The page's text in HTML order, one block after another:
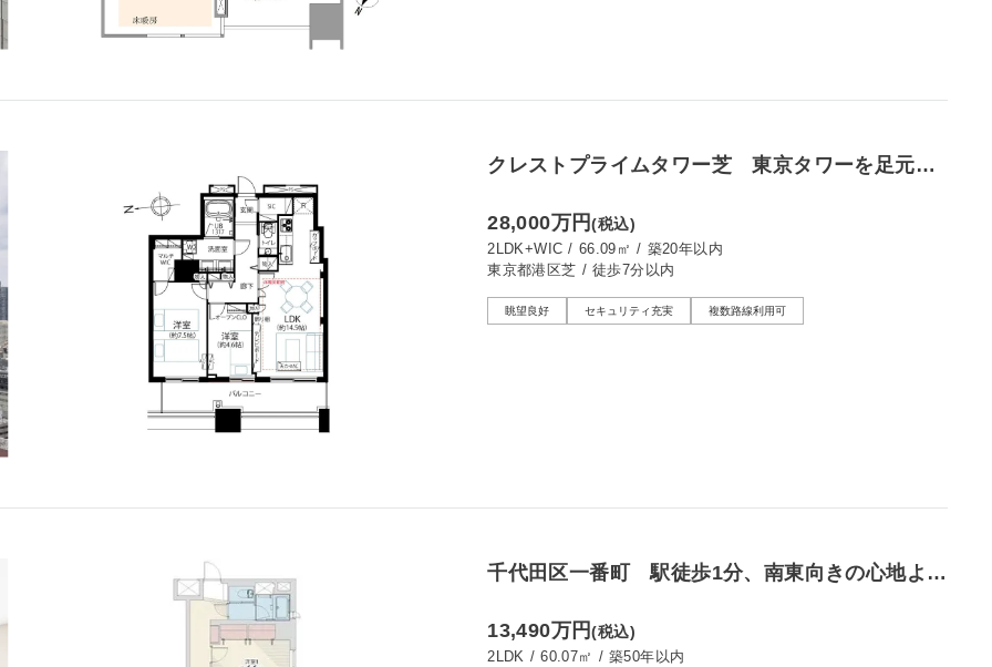
クレストプライムタワー芝 東京タワーを足元か
28,000万円(税込)
2LDK+WIC / 66.09㎡ / 築20年以内
東京都港区芝 / 徒歩7分以内
眺望良好 セキュリティ充実 複数路線利用可
千代田区一番町 駅徒歩1分、南東向きの心地よい
13,490万円(税込)
2LDK / 60.07㎡ / 築50年以内